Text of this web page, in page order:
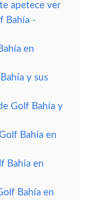
apetece ver
Bahía -
en
y sus
Golf Bahía y
Bahía en
Bahía en
Bahía en